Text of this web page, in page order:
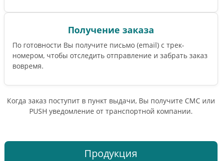
Получение заказа
По готовности Вы получите письмо (email) c трек-
номером, чтобы отследить отправление и забрать заказ
вовремя.
Когда заказ поступит в пункт выдачи, Вы получите СМС или
PUSH уведомление от транспортной компании.
Продукция